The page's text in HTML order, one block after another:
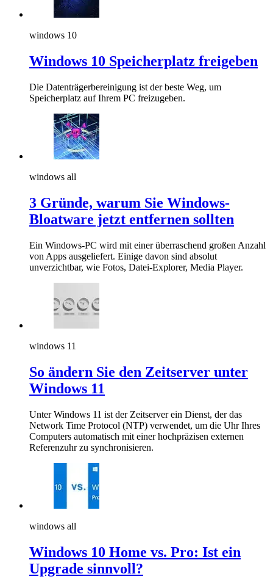
windows 10
Windows 10 Speicherplatz freigeben
Die Datenträgerbereinigung ist der beste Weg, um
Speicherplatz auf Ihrem PC freizugeben.
windows all
3 Gründe, warum Sie Windows-
Bloatware jetzt entfernen sollten
Ein Windows-PC wird mit einer überraschend großen Anzahl
von Apps ausgeliefert. Einige davon sind absolut
unverzichtbar, wie Fotos, Datei-Explorer, Media Player.
windows 11
So ändern Sie den Zeitserver unter
Windows 11
Unter Windows 11 ist der Zeitserver ein Dienst, der das
Network Time Protocol (NTP) verwendet, um die Uhr Ihres
Computers automatisch mit einer hochpräzisen externen
Referenzuhr zu synchronisieren.
windows all
Windows 10 Home vs. Pro: Ist ein
Upgrade sinnvoll?